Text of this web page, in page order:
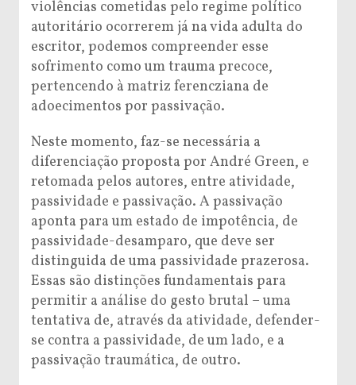
violências cometidas pelo regime político
autoritário ocorrerem já na vida adulta do
escritor, podemos compreender esse
sofrimento como um trauma precoce,
pertencendo à matriz ferencziana de
adoecimentos por passivação.
Neste momento, faz-se necessária a
diferenciação proposta por André Green, e
retomada pelos autores, entre atividade,
passividade e passivação. A passivação
aponta para um estado de impotência, de
passividade-desamparo, que deve ser
distinguida de uma passividade prazerosa.
Essas são distinções fundamentais para
permitir a análise do gesto brutal – uma
tentativa de, através da atividade, defender-
se contra a passividade, de um lado, e a
passivação traumática, de outro.